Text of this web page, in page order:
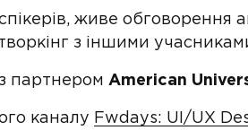
живе обговорення
з іншими
партнером American
каналу Fwdays: UI/UX